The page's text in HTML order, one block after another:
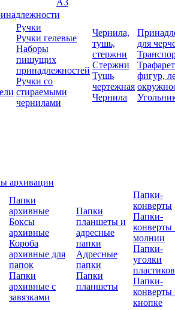
А3
Ручки
Ручки гелевые
Наборы
пишущих
принадлежностей
Ручки со
стираемыми
чернилами
Чернила,
тушь,
стержни
Стержни
Тушь
чертежная
Чернила
для
фигур,
архивации
Папки
архивные
Боксы
архивные
Короба
архивные для
папок
Папки
архивные с
завязками
Папки
планшеты и
адресные
папки
Адресные
папки
Папки
планшеты
Папки-
конверты
Папки-
конверты
молнии
Папки-
уголки
Папки-
конверты
кнопке